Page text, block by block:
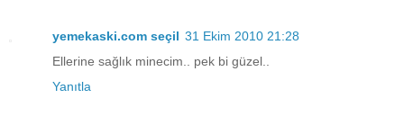
yemekaski.com seçil 31 Ekim 2010 21:28
Ellerine sağlık minecim.. pek bi güzel..
Yanıtla